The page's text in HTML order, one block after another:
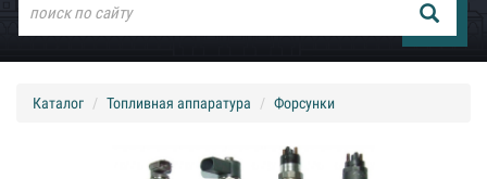
Каталог Топливная аппаратура Форсунки